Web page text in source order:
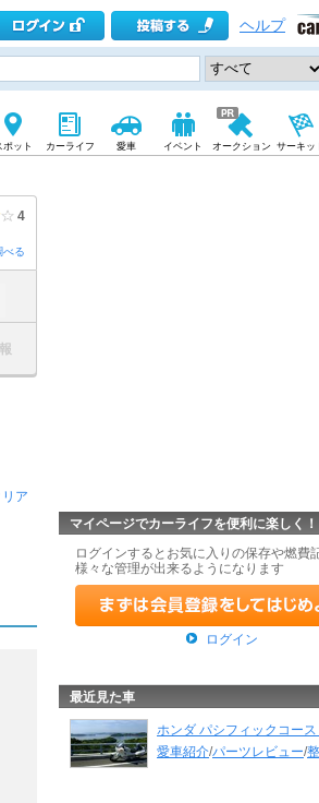
ヘルプ
ポット カーライフ 愛車 イベント オークション サーキッ
4
べる
ア
マイページでカーライフを便利に楽しく！
ログインするとお気に入りの保存や燃費
様々な管理が出来るようになります
ログイン
最近見た車
ホンダ パシフィックコース
愛車紹介/パーツレビュー/